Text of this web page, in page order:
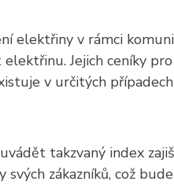
elektřiny v rámci
Jejich ceníky
v určitých
takzvaný index
zákazníků, což